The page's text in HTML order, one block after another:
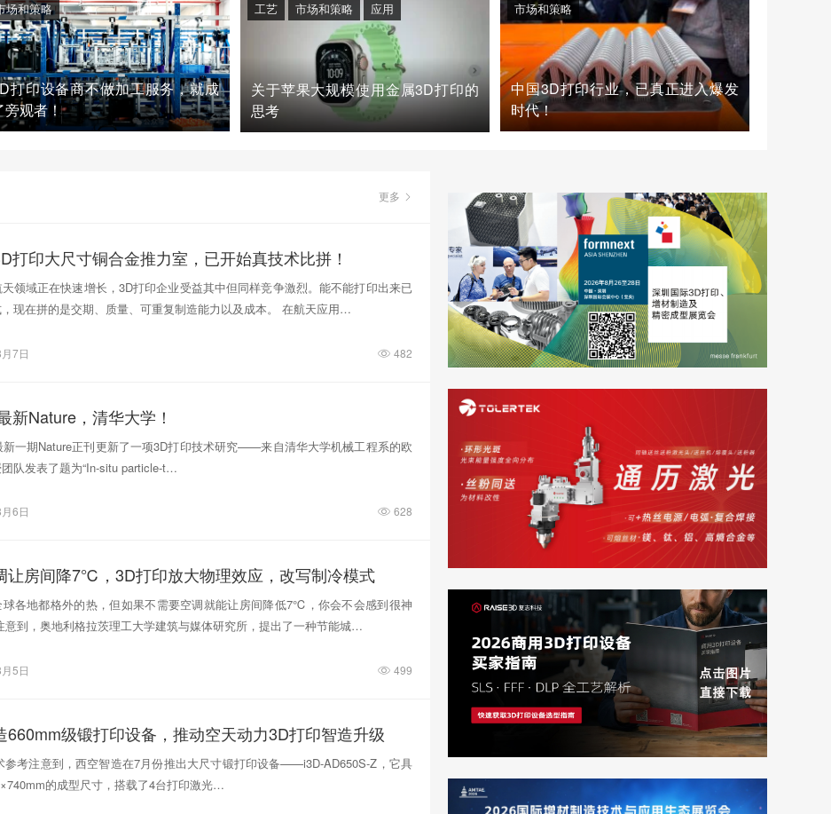
打印设备商不做加工服务，就成
旁观者！
场和策略
关于苹果大规模使用金属3D打印的
思考
工艺 市场和策略 应用
中国3D打印行业，已真正进入爆发
时代！
市场和策略
更多
打印大尺寸铜合金推力室，已开始真技术比拼！
领域正在快速增长，3D打印企业受益其中但同样竞争激烈。能不能打印出来已
现在拼的是交期、质量、可重复制造能力以及成本。 在航天应用…
7日 482
新Nature，清华大学！
新一期Nature正刊更新了一项3D打印技术研究——来自清华大学机械工程系的欧
队发表了题为“In‑situ particle‑t…
6日 628
让房间降7℃，3D打印放大物理效应，改写制冷模式
各地都格外的热，但如果不需要空调就能让房间降低7℃，你会不会感到很神
意到，奥地利格拉茨理工大学建筑与媒体研究所，提出了一种节能城…
5日 499
660mm级锻打印设备，推动空天动力3D打印智造升级
参考注意到，西空智造在7月份推出大尺寸锻打印设备——i3D-AD650S-Z，它具
的成型尺寸，搭载了4台打印激光…